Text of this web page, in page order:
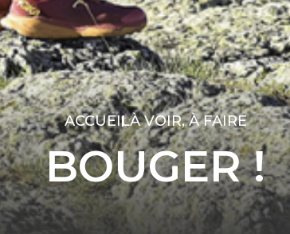
ACCUEILÀ VOIR, À FAIRE
BOUGER !